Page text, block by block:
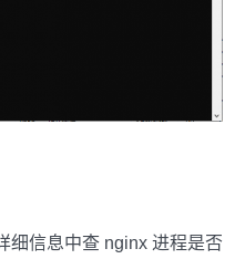
细信息中查 nginx 进程是否